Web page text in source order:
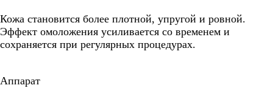
Кожа становится более плотной, упругой и ровной.
Эффект омоложения усиливается со временем и
сохраняется при регулярных процедурах.
Аппарат